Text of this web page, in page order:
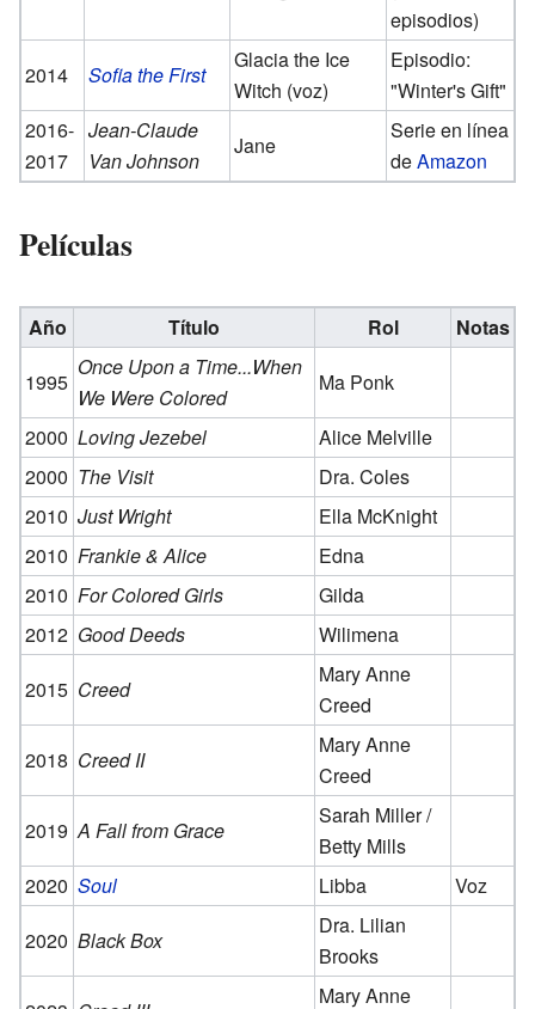
episodios)
2014
Sofia the First
Glacia the Ice
Witch (voz)
Episodio:
"Winter's Gift"
2016-
2017
Jean-Claude
Van Johnson
Jane
Serie en línea
deAmazon
Películas
Año Título Rol
Notas
1995
Once Upon a Time...When
We Were Colored
Ma Ponk
2000 Loving Jezebel
Alice Melville
2000 The Visit
Dra. Coles
2010 Just Wright
Ella McKnight
2010 Frankie & Alice
Edna
2010 For Colored Girls
Gilda
2012 Good Deeds
Wilimena
2015 Creed
Mary Anne
Creed
2018 Creed II
Mary Anne
Creed
2019 A Fall from Grace
Sarah Miller /
Betty Mills
2020 Soul Libba
Voz
2020 Black Box
Dra. Lilian
Brooks
Mary Anne